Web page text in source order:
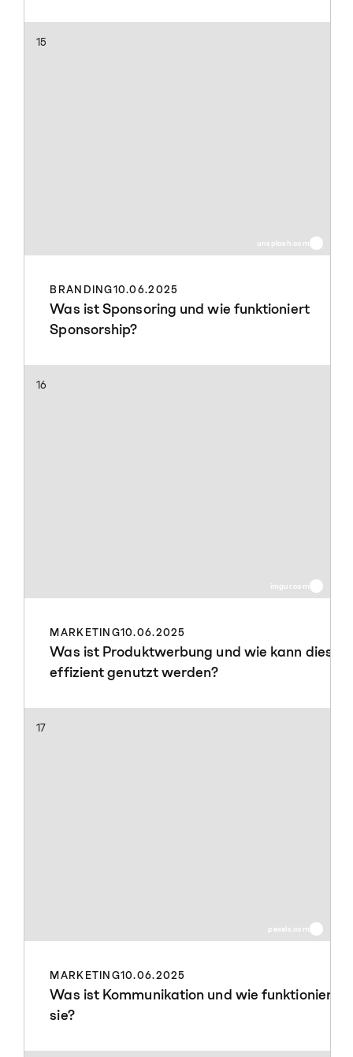
unsplash.com
15
BRANDING10.06.2025
Was ist Sponsoring und wie funktioniert
Sponsorship?
imgur.com
16
MARKETING10.06.2025
Was ist Produktwerbung und wie kann diese
effizient genutzt werden?
pexels.com
17
MARKETING10.06.2025
Was ist Kommunikation und wie funktioniert
sie?